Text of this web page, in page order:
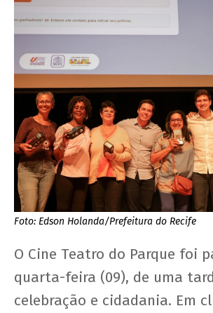
Foto: Edson Holanda/Prefeitura do Recife
O Cine Teatro do Parque foi
quarta-feira (09), de uma
celebração e cidadania. Em